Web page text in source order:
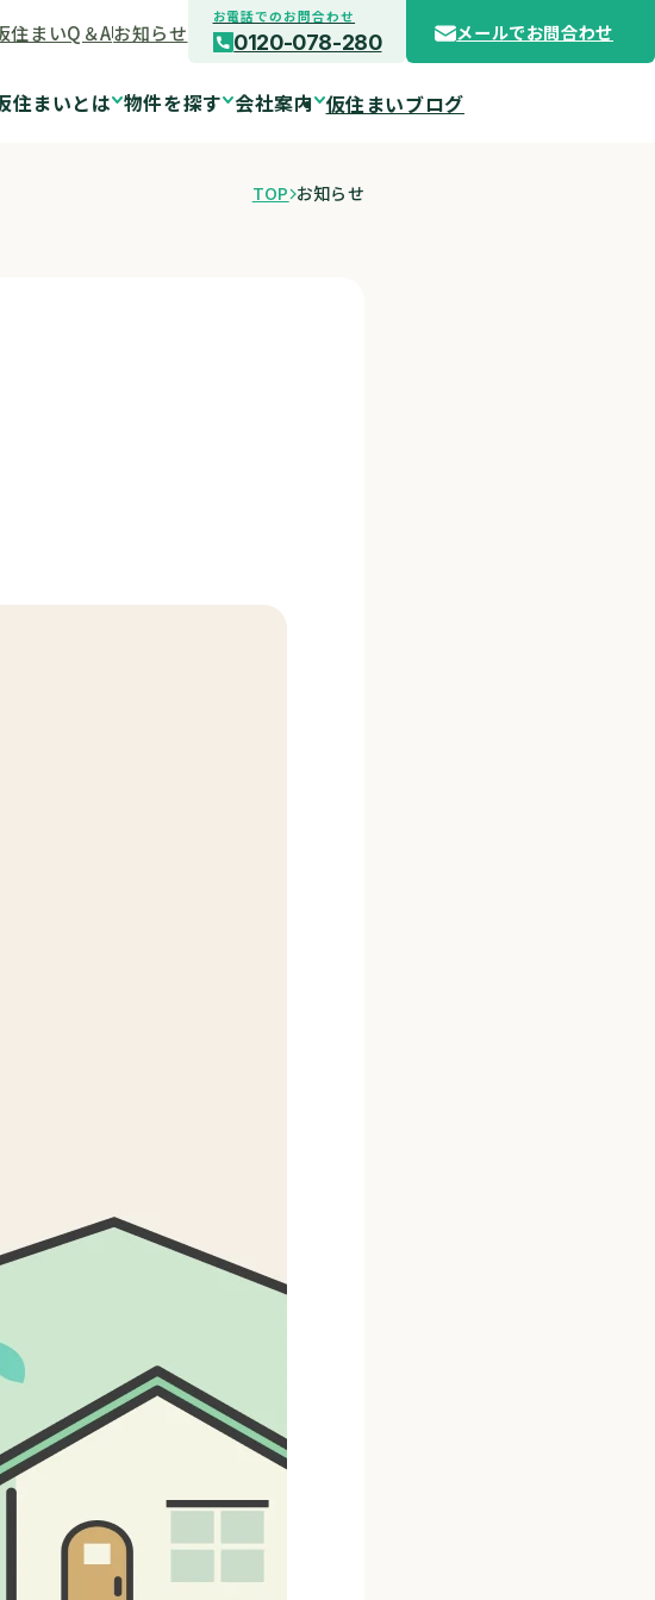
住まいQ＆Aお知らせ
お電話でのお問合わせ
0120-078-280 メールでお問合わせ
住まいとは 物件を探す 会社案内 仮住まいブログ
TOP お知らせ